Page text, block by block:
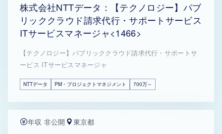
株式会社NTTデータ：【テクノロジー】パブ
リッククラウド請求代行・サポートサービス
ITサービスマネージャ<1466>
【テクノロジー】パブリッククラウド請求代行・サポートサ
ービス ITサービスマネージャ
NTTデータ PM・プロジェクトマネジメント 700万～
年収 非公開 東京都